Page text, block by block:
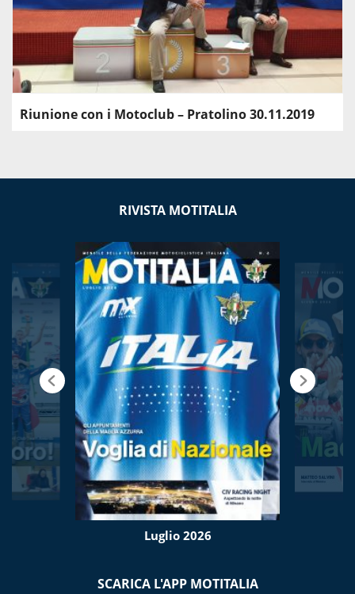
Riunione con i Motoclub – Pratolino 30.11.2019
RIVISTA MOTITALIA
Luglio 2026
SCARICA L'APP MOTITALIA